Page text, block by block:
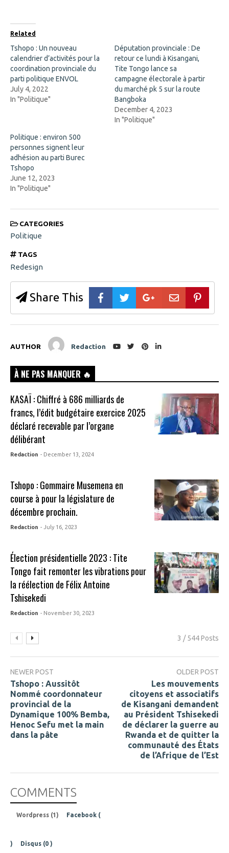
b
o
o
k
(
O
p
e
n
s
i
n
n
d
o
w
)
i
n
n
e
w
w
Related
Tshopo : Un nouveau
calendrier d’activités pour la
coordination provinciale du
parti politique ENVOL
July 4, 2022
In "Politique"
Députation provinciale : De
retour ce lundi à Kisangani,
Tite Tongo lance sa
campagne électorale à partir
du marché pk 5 sur la route
Bangboka
December 4, 2023
In "Politique"
Politique : environ 500
personnes signent leur
adhésion au parti Burec
Tshopo
June 12, 2023
In "Politique"
CATEGORIES
Politique
TAGS
Redesign
Share This
AUTHOR Redaction
À NE PAS MANQUER 🔥
KASAÏ : Chiffré à 686 milliards de
francs, l’édit budgétaire exercice 2025
déclaré recevable par l’organe
délibérant
Redaction - December 13, 2024
Tshopo : Gommaire Musemena en
course à pour la législature de
décembre prochain.
Redaction - July 16, 2023
Élection présidentielle 2023 : Tite
Tongo fait remonter les vibrations pour
la réélection de Félix Antoine
Tshisekedi
Redaction - November 30, 2023
3 / 544 Posts
NEWER POST
Tshopo : Aussitôt
Nommé coordonnateur
provincial de la
Dynamique 100% Bemba,
Henoc Sefu met la main
dans la pâte
OLDER POST
Les mouvements
citoyens et associatifs
de Kisangani demandent
au Président Tshisekedi
de déclarer la guerre au
Rwanda et de quitter la
communauté des États
de l’Afrique de l’Est
COMMENTS
Wordpress (1) Facebook (
) Disqus (0 )